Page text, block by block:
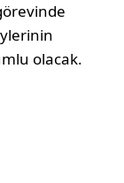
olacak.